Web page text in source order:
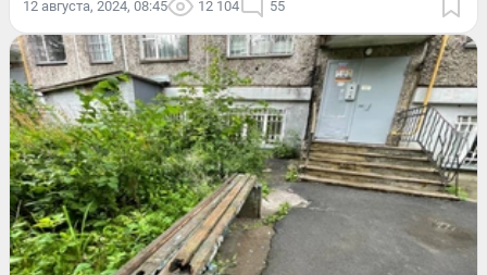
12 августа, 2024, 08:45 12 104 55